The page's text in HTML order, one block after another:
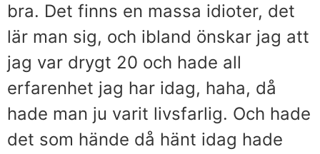
bra. Det finns en massa idioter, det
lär man sig, och ibland önskar jag att
jag var drygt 20 och hade all
erfarenhet jag har idag, haha, då
hade man ju varit livsfarlig. Och hade
det som hände då hänt idag hade